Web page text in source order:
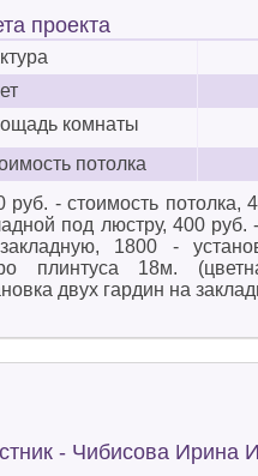
проекта
комнаты
потолка
руб. - стоимость потолка,
под люстру, 400 руб.
1800 -
плинтуса 18м.
двух гардин на
- Чибисова Ирина